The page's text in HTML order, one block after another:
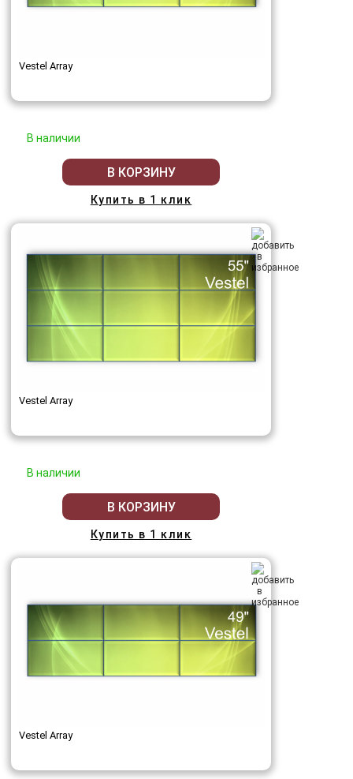
Vestel Array
В наличии
В КОРЗИНУ
Купить в 1 клик
Vestel Array
В наличии
В КОРЗИНУ
Купить в 1 клик
Vestel Array